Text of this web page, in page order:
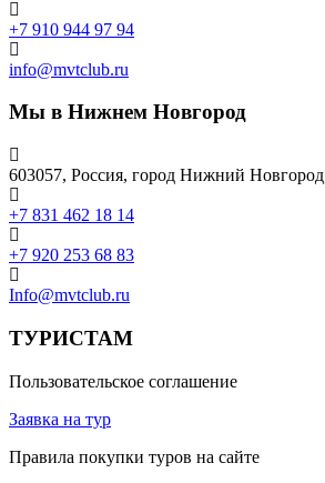
+7 910 944 97 94
info@mvtclub.ru
Мы в Нижнем Новгород
603057, Россия, город Нижний
+7 831 462 18 14
+7 920 253 68 83
Info@mvtclub.ru
ТУРИСТАМ
Пользовательское соглашение
Заявка на тур
Правила покупки туров на сайте